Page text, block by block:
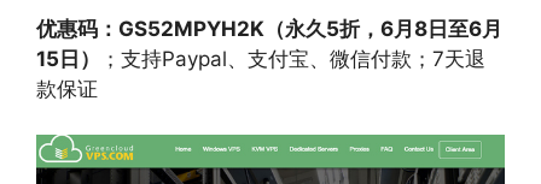
优惠码：GS52MPYH2K（永久5折，6月8日至6月
15日）
；支持Paypal、支付宝、微信付款；7天退
款保证